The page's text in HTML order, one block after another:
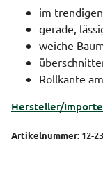
im
gerade,
weiche
Rollkante
Hersteller/
Artikelnummer: 12-